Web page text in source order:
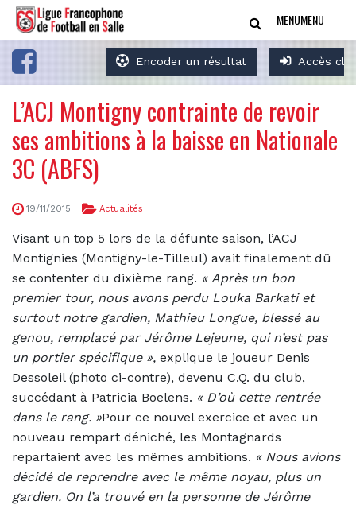
Encoder un résultat Accès
MENUMENU
L’ACJ Montigny contrainte de revoir
ses ambitions à la baisse en Nationale
3C (ABFS)
19/11/2015 Actualités
Visant un top 5 lors de la défunte saison, l’ACJ
Montignies (Montigny-le-Tilleul) avait finalement dû
se contenter du dixième rang. « Après un bon
premier tour, nous avons perdu Louka Barkati et
surtout notre gardien, Mathieu Longue, blessé au
genou, remplacé par Jérôme Lejeune, qui n’est pas
un portier spécifique », explique le joueur Denis
Dessoleil (photo ci-contre), devenu C.Q. du club,
succédant à Patricia Boelens. « D’où cette rentrée
dans le rang. »Pour ce nouvel exercice et avec un
nouveau rempart déniché, les Montagnards
repartaient avec les mêmes ambitions. « Nous avions
décidé de reprendre avec le même noyau, plus un
gardien. On l’a trouvé en la personne de Jérôme